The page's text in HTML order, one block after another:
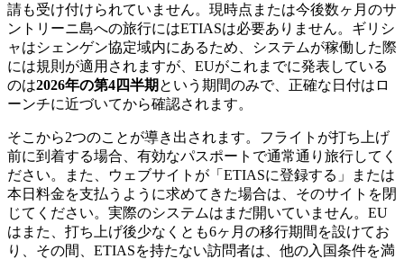
請も受け付けられていません。現時点または今後数ヶ月のサ
ントリーニ島への旅行にはETIASは必要ありません。ギリシ
ャはシェンゲン協定域内にあるため、システムが稼働した際
には規則が適用されますが、EUがこれまでに発表している
のは2026年の第4四半期 という期間のみで、正確な日付はロ
ーンチに近づいてから確認されます。
そこから2つのことが導き出されます。フライトが打ち上げ
前に到着する場合、有効なパスポートで通常通り旅行してく
ださい。また、ウェブサイトが「ETIASに登録する」または
本日料金を支払うように求めてきた場合は、そのサイトを閉
じてください。実際のシステムはまだ開いていません。EU
はまた、打ち上げ後少なくとも6ヶ月の移行期間を設けてお
り、その間、ETIASを持たない訪問者は、他の入国条件を満